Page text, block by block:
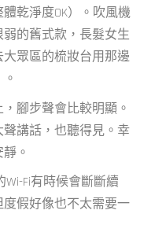
乾淨度OK）。吹風機
的舊式款，長髮女生
眾區的梳妝台用那邊
腳步聲會比較明顯。
講話，也聽得見。幸
。
Wi-Fi有時候會斷斷續
假好像也不太需要一